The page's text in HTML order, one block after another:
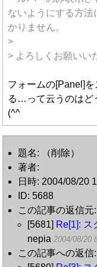
ないようにする方
かりません。
>
> よろしくお願いい
フォームの[Panel]
る…って云うのはど
(^^ゞ
題名: （削除）
著者:
日時: 2004/08/20
ID: 5688
この記事の返信元:
[5681] Re[1]: ス
nepia 2004/08/20
この記事への返信: